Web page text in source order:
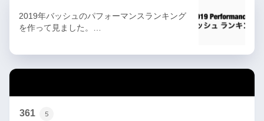
2019年バッシュのパフォーマンスランキング
を作って見ました。…
361 5